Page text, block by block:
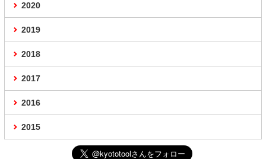
2020
2019
2018
2017
2016
2015